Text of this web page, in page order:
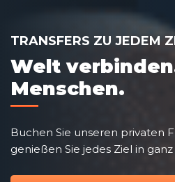
TRANSFERS ZU JEDEM
Welt
Menschen.
Buchen Sie unseren privaten
genießen Sie jedes Ziel in